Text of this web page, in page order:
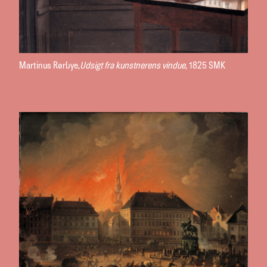
Martinus Rørbye, Udsigt fra kunstnerens vindue, 1825 SMK